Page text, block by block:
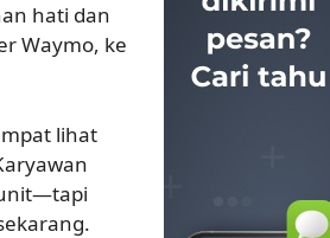
hati dan
Waymo, ke
lihat